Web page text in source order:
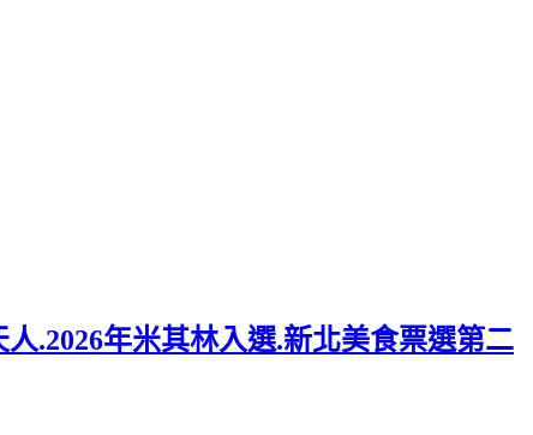
.2026年米其林入選.新北美食票選第二